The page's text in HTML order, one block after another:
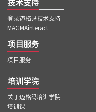
技术支持
登录迈格码技术支持
MAGMAinteract
项目服务
项目服务
培训学院
关于迈格码培训学院
培训课